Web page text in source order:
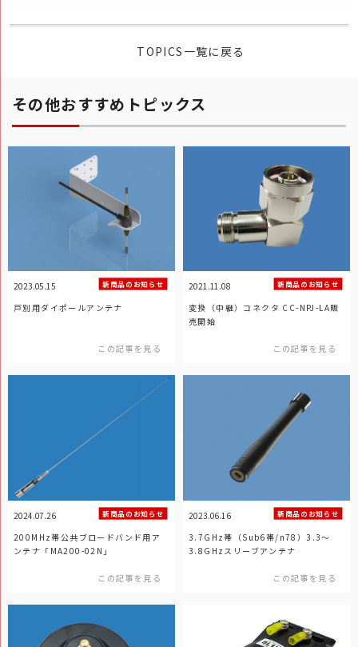
TOPICS一覧に戻る
その他おすすめトピックス
2023.05.15 新商品のお知らせ
戸別用ダイポールアンテナ
この記事を見る
2021.11.08 新商品のお知らせ
変換（中継）コネクタ CC-NPJ-LA販
売開始
この記事を見る
2024.07.26 新商品のお知らせ
200MHz帯公共ブロードバンド用ア
ンテナ「MA200-02N」
この記事を見る
2023.06.16 新商品のお知らせ
3.7GHz帯（Sub6帯/n78）3.3～
3.8GHzスリーブアンテナ
この記事を見る